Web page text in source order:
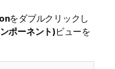
をダブルクリックし
ポーネント)ビューを